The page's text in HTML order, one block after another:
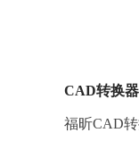
CAD转换
福昕CAD